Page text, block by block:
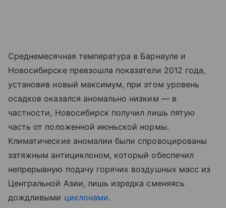
Среднемесячная температура в Барнауле и
Новосибирске превзошла показатели 2012 года,
установив новый максимум, при этом уровень
осадков оказался аномально низким — в
частности, Новосибирск получил лишь пятую
часть от положенной июньской нормы.
Климатические аномалии были спровоцированы
затяжным антициклоном, который обеспечил
непрерывную подачу горячих воздушных масс из
Центральной Азии, лишь изредка сменяясь
дождливыми циклонами.